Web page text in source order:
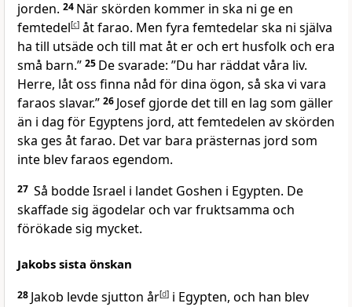
jorden. 24 När skörden kommer in ska ni ge en
femtedel[c] åt farao. Men fyra femtedelar ska ni själva
ha till utsäde och till mat åt er och ert husfolk och era
små barn.” 25 De svarade: ”Du har räddat våra liv.
Herre, låt oss finna nåd för dina ögon, så ska vi vara
faraos slavar.” 26 Josef gjorde det till en lag som gäller
än i dag för Egyptens jord, att femtedelen av skörden
ska ges åt farao. Det var bara prästernas jord som
inte blev faraos egendom.
27 Så bodde Israel i landet Goshen i Egypten. De
skaffade sig ägodelar och var fruktsamma och
förökade sig mycket.
Jakobs sista önskan
28 Jakob levde sjutton år[d] i Egypten, och han blev